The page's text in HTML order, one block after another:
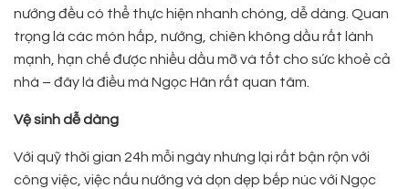
nướng đều có thể thực hiện nhanh chóng, dễ dàng. Quan
trọng là các món hấp, nướng, chiên không dầu rất lành
mạnh, hạn chế được nhiều dầu mỡ và tốt cho sức khoẻ cả
nhà – đây là điều mà Ngọc Hân rất quan tâm.
Vệ sinh dễ dàng
Với quỹ thời gian 24h mỗi ngày nhưng lại rất bận rộn với
công việc, việc nấu nướng và dọn dẹp bếp núc với Ngọc